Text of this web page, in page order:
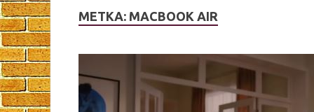
МЕТКА: MACBOOK AIR